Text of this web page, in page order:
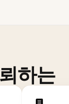
하는